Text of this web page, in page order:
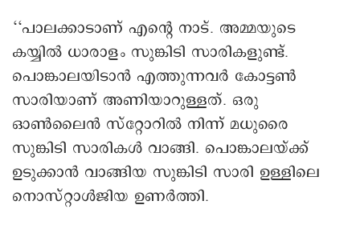
‘‘പാലക്കാടാണ് എന്റെ നാട്. അമ്മയുടെ
കയ്യിൽ ധാരാളം സുങ്കിടി സാരികളുണ്ട്.
പൊങ്കാലയിടാൻ എത്തുന്നവർ കോട്ടൺ
സാരിയാണ് അണിയാറുള്ളത്. ഒരു
ഓൺലൈൻ സ്‌റ്റോറിൽ നിന്ന് മധുരൈ
സുങ്കിടി സാരികൾ വാങ്ങി. പൊങ്കാലയ്ക്ക്
ഉടുക്കാൻ വാങ്ങിയ സുങ്കിടി സാരി ഉള്ളിലെ
നൊസ്റ്റാൾജിയ ഉണർത്തി.